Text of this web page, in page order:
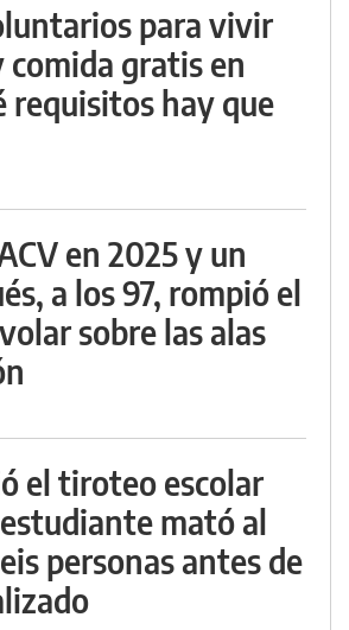
para vivir
comida gratis en
requisitos hay que
en 2025 y un
a los 97, rompió el
sobre las alas
el tiroteo escolar
mató al
personas antes de